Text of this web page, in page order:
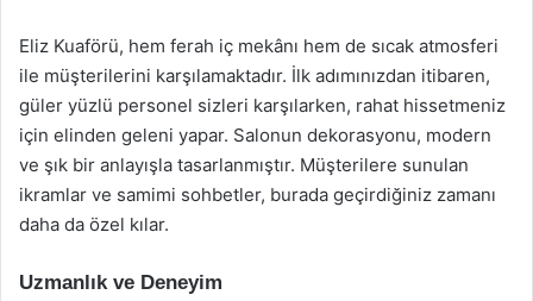
Eliz Kuaförü, hem ferah iç mekânı hem de sıcak atmosferi
ile müşterilerini karşılamaktadır. İlk adımınızdan itibaren,
güler yüzlü personel sizleri karşılarken, rahat hissetmeniz
için elinden geleni yapar. Salonun dekorasyonu, modern
ve şık bir anlayışla tasarlanmıştır. Müşterilere sunulan
ikramlar ve samimi sohbetler, burada geçirdiğiniz zamanı
daha da özel kılar.
Uzmanlık ve Deneyim